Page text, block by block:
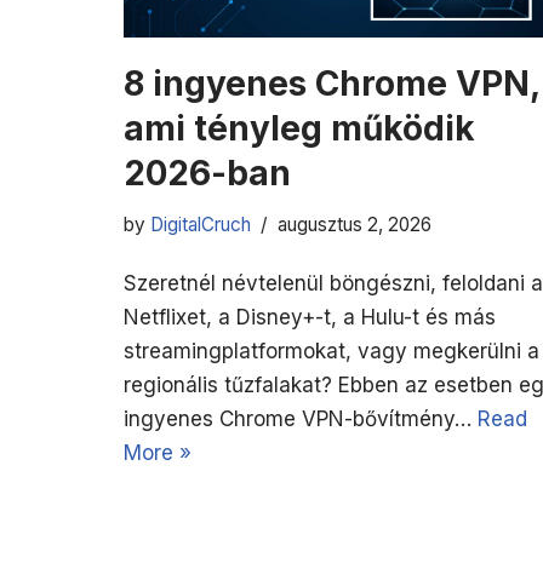
8 ingyenes Chrome VPN,
ami tényleg működik
2026-ban
by DigitalCruch augusztus 2, 2026
Szeretnél névtelenül böngészni, feloldani a
Netflixet, a Disney+-t, a Hulu-t és más
streamingplatformokat, vagy megkerülni a
regionális tűzfalakat? Ebben az esetben
ingyenes Chrome VPN-bővítmény… Read
More »